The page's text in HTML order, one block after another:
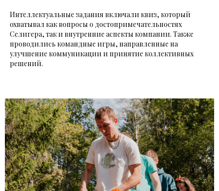
Интеллектуальные задания включали квиз, который
охватывал как вопросы о достопримечательностях
Селигера, так и внутренние аспекты компании. Также
проводились командные игры, направленные на
улучшение коммуникации и принятие коллективных
решений.